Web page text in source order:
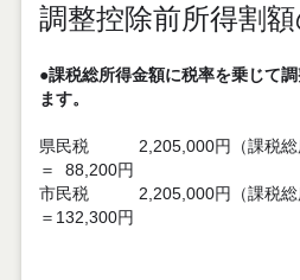
調整控除前所得割
●課税総所得金額に税率を乗じて
ます。
県民税 2,205,000円（課税総所
＝ 88,200円
市民税 2,205,000円（課税総所
＝132,300円